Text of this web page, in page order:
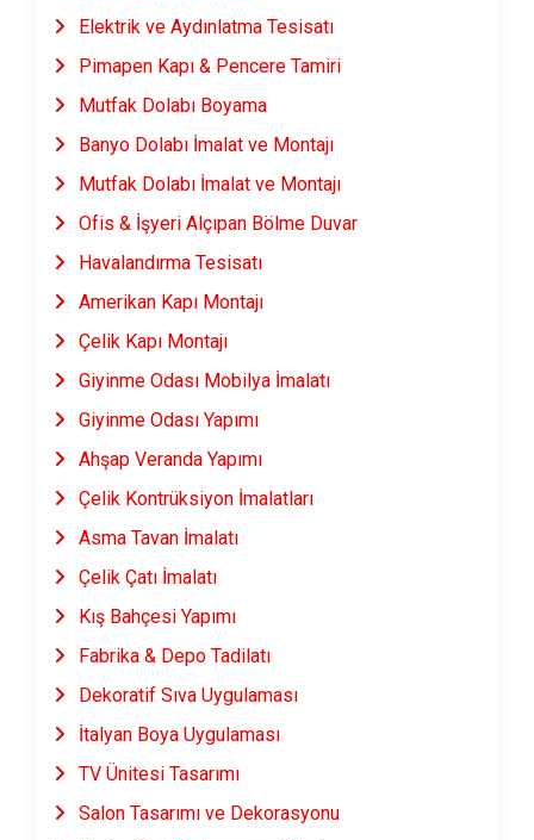
Elektrik ve Aydınlatma Tesisatı
Pimapen Kapı & Pencere Tamiri
Mutfak Dolabı Boyama
Banyo Dolabı İmalat ve Montajı
Mutfak Dolabı İmalat ve Montajı
Ofis & İşyeri Alçıpan Bölme Duvar
Havalandırma Tesisatı
Amerikan Kapı Montajı
Çelik Kapı Montajı
Giyinme Odası Mobilya İmalatı
Giyinme Odası Yapımı
Ahşap Veranda Yapımı
Çelik Kontrüksiyon İmalatları
Asma Tavan İmalatı
Çelik Çatı İmalatı
Kış Bahçesi Yapımı
Fabrika & Depo Tadilatı
Dekoratif Sıva Uygulaması
İtalyan Boya Uygulaması
TV Ünitesi Tasarımı
Salon Tasarımı ve Dekorasyonu